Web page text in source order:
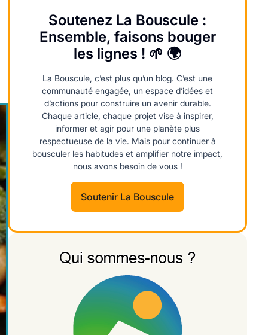
Soutenez La Bouscule :
Ensemble, faisons bouger
les lignes ! 🌱 🌍
La Bouscule, c’est plus qu’un blog. C’est une
communauté engagée, un espace d’idées et
d’actions pour construire un avenir durable.
Chaque article, chaque projet vise à inspirer,
informer et agir pour une planète plus
respectueuse de la vie. Mais pour continuer à
bousculer les habitudes et amplifier notre impact,
nous avons besoin de vous !
Soutenir La Bouscule